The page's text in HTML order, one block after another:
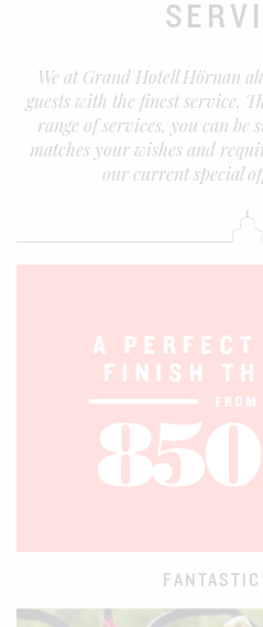
We at Grand Hotell Hörnan
guests with the finest service.
range of services, you can be
matches your wishes and
our current special